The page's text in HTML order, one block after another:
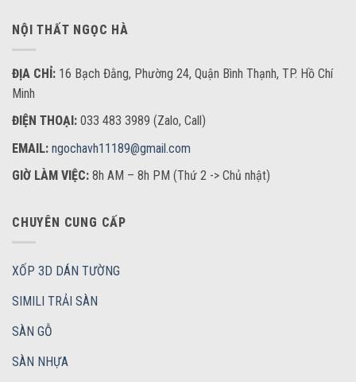
NỘI THẤT NGỌC HÀ
ĐỊA CHỈ: 16 Bạch Đằng, Phường 24, Quận Bình Thạnh, TP. Hồ Chí
Minh
ĐIỆN THOẠI: 033 483 3989 (Zalo, Call)
EMAIL: ngochavh11189@gmail.com
GIỜ LÀM VIỆC: 8h AM – 8h PM (Thứ 2 -> Chủ nhật)
CHUYÊN CUNG CẤP
XỐP 3D DÁN TƯỜNG
SIMILI TRẢI SÀN
SÀN GỖ
SÀN NHỰA